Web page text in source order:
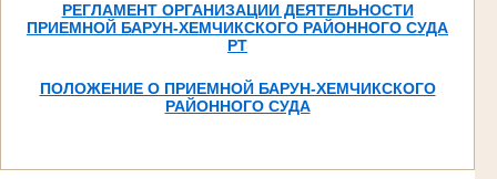
РЕГЛАМЕНТ ОРГАНИЗАЦИИ ДЕЯТЕЛЬНОСТИ
ПРИЕМНОЙ БАРУН-ХЕМЧИКСКОГО РАЙОННОГО СУДА
РТ
ПОЛОЖЕНИЕ О ПРИЕМНОЙ БАРУН-ХЕМЧИКСКОГО
РАЙОННОГО СУДА